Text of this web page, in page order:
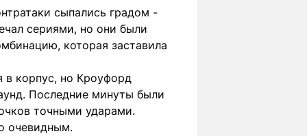
сыпались градом -
сериями, но они были
которая заставила
в корпус, но Кроуфорд
Последние минуты были
точными ударами.
очевидным.